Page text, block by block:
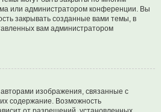
или администратором конференции. Вы
закрывать созданные вами темы, в
вам администратором
изображения, связанные с
содержание. Возможность